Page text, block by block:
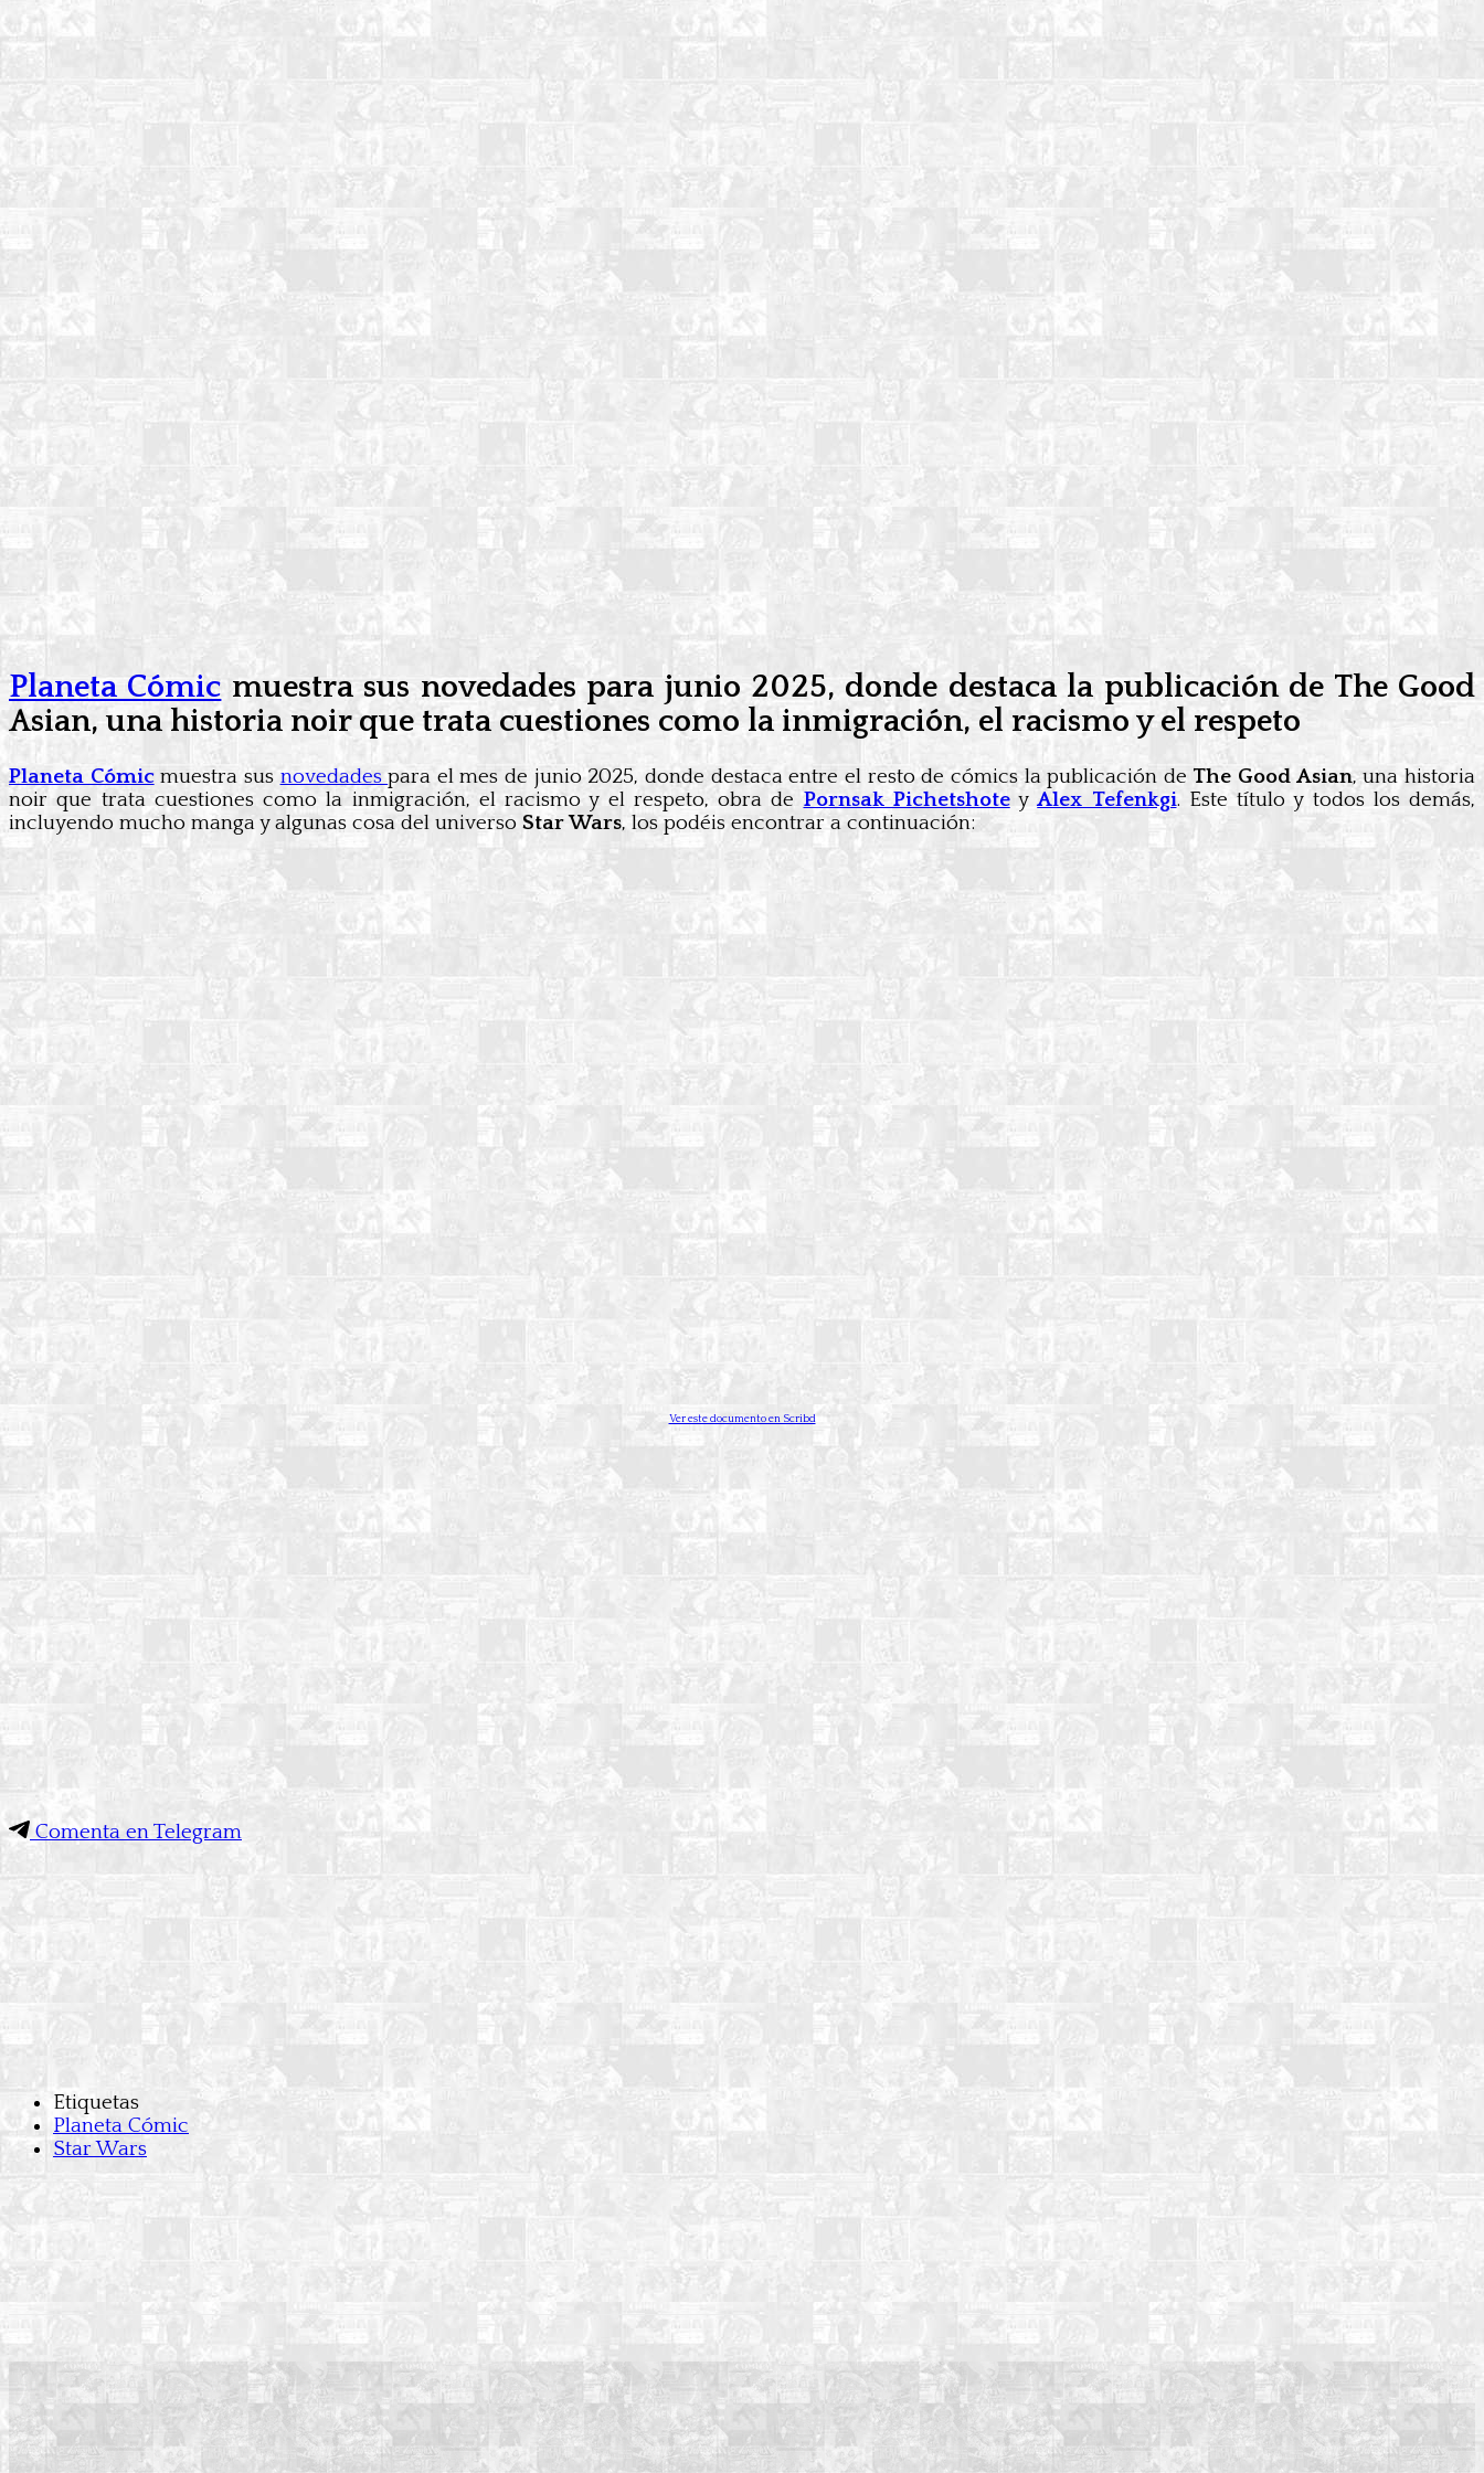
Planeta Cómic muestra sus novedades para junio 2025, donde destaca la publicación de The Good
Asian, una historia noir que trata cuestiones como la inmigración, el racismo y el respeto
Planeta Cómic muestra susnovedadespara el mes de junio 2025, donde destaca entre el resto de cómics la publicación de The Good Asian, una historia
noir que trata cuestiones como la inmigración, el racismo y el respeto, obra de Pornsak Pichetshotey Alex Tefenkgi. Este título y todos los demás,
incluyendo mucho manga y algunas cosa del universo Star Wars, los podéis encontrar a continuación:
Ver este documento en Scribd
Comenta en Telegram
Etiquetas
Planeta Cómic
Star Wars